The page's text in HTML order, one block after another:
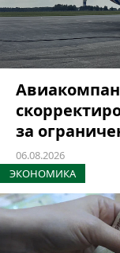
за
06.08.2026
ЭКОНОМИКА